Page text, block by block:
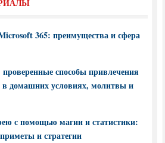
365: преимущества и сфера
способы привлечения
в домашних условиях, молитвы и
с помощью магии и статистики:
и стратегии